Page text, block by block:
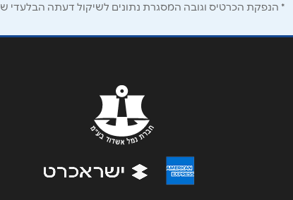
* הנפקת הכרטיס וגובה המסגרת נתונים לשיקול דעתה הבלעדי